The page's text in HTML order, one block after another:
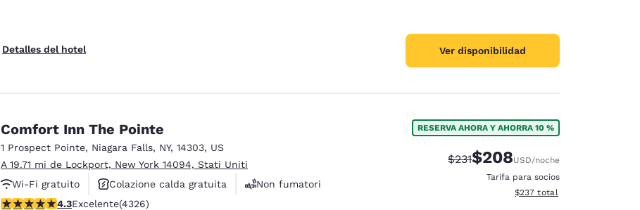
Detalles del hotel Ver disponibilidad
Comfort Inn The Pointe
1 Prospect Pointe, Niagara Falls, NY, 14303, US
A 19.71 mi de Lockport, New York 14094, Stati Uniti
Wi-Fi gratuito
Colazione calda gratuita
Non fumatori
calificación de 4.3 estrellas. Excelente. 4326 reseñas
4.3Excelente(4326)
RESERVA AHORA Y AHORRA 10 %
Precio tachado:
$231Precio con descuento:
$208USD/noche
Tarifa para socios
Ver detalles del total
$237 total